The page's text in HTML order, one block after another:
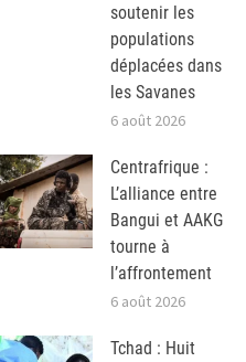
soutenir les
populations
déplacées dans
les Savanes
6 août 2026
Centrafrique :
L’alliance entre
Bangui et AAKG
tourne à
l’affrontement
6 août 2026
Tchad : Huit